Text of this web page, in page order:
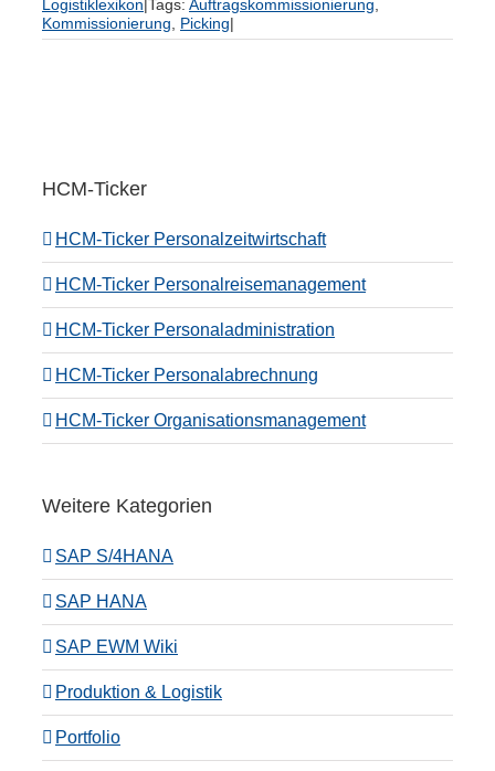
Logistiklexikon|Tags: Auftragskommissionierung,
Kommissionierung, Picking|
HCM-Ticker
HCM-Ticker Personalzeitwirtschaft
HCM-Ticker Personalreisemanagement
HCM-Ticker Personaladministration
HCM-Ticker Personalabrechnung
HCM-Ticker Organisationsmanagement
Weitere Kategorien
SAP S/4HANA
SAP HANA
SAP EWM Wiki
Produktion & Logistik
Portfolio